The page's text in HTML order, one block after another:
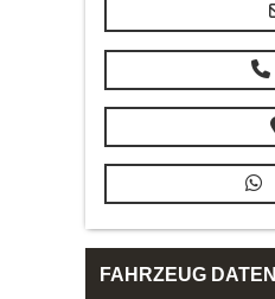
FAHRZEUG DATEN